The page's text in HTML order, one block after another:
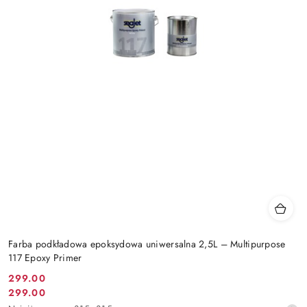
Farba podkładowa epoksydowa uniwersalna 2,5L – Multipurpose
117 Epoxy Primer
Cena
promocyjna:
299.00
Cena
299.00